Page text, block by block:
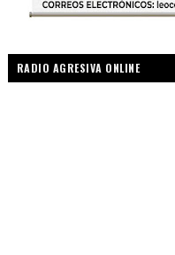
RADIO AGRESIVA ONLINE